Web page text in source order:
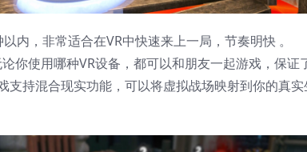
内，非常适合在VR中快速来上一局，节奏明快 。
你使用哪种VR设备，都可以和朋友一起游戏，保证
持混合现实功能，可以将虚拟战场映射到你的真